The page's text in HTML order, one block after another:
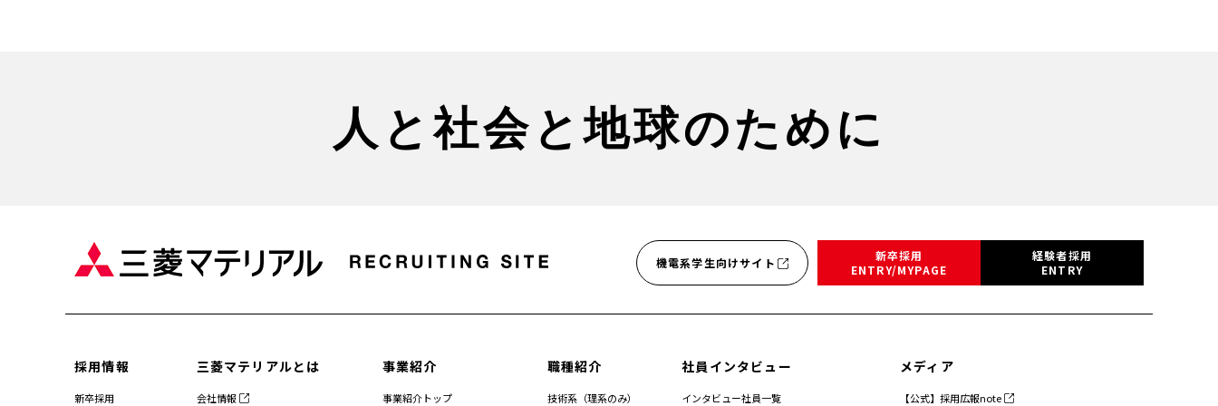
人と社会と地球のために
機電系学生向けサイト
新卒採用
ENTRY/MYPAGE
経験者採用
ENTRY
採用情報
新卒採用
三菱マテリアルとは
会社情報
事業紹介
事業紹介トップ
職種紹介
技術系（理系のみ）
社員インタビュー
インタビュー社員一覧
メディア
【公式】採用広報note